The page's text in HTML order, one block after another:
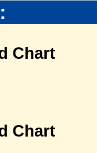
Chart
Chart